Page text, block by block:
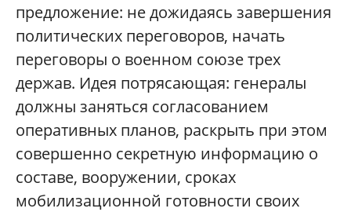
предложение: не дожидаясь завершения
политических переговоров, начать
переговоры о военном союзе трех
держав. Идея потрясающая: генералы
должны заняться согласованием
оперативных планов, раскрыть при этом
совершенно секретную информацию о
составе, вооружении, сроках
мобилизационной готовности своих